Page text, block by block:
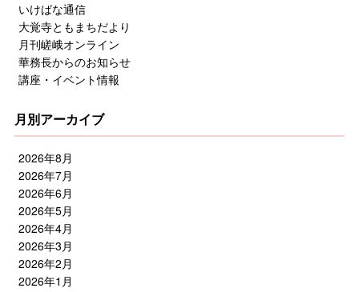
いけばな通信
大覚寺ともまちだより
月刊嵯峨オンライン
華務長からのお知らせ
講座・イベント情報
月別アーカイブ
2026年8月
2026年7月
2026年6月
2026年5月
2026年4月
2026年3月
2026年2月
2026年1月